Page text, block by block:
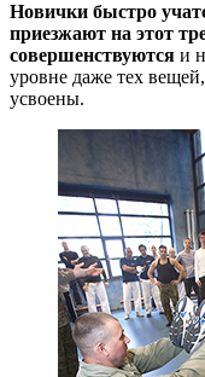
Новички быстро
приезжают на этот
совершенствуются и
уровне даже тех
усвоены.